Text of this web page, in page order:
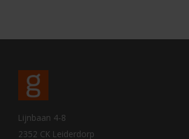
Lijnbaan 4-8
2352 CK Leiderdorp